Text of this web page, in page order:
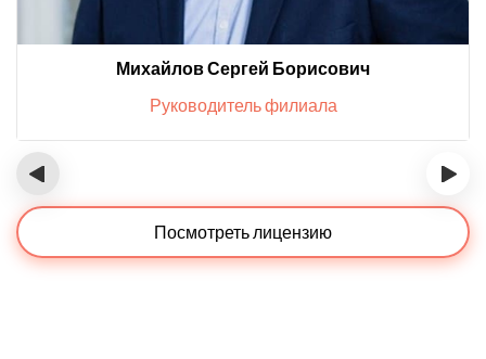
Михайлов Сергей Борисович
Руководитель филиала
‹ ›
Посмотреть лицензию